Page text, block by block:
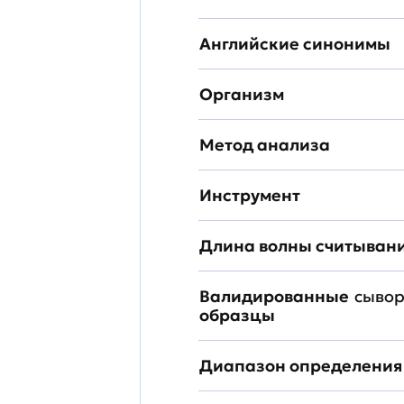
Английские синонимы
Организм
Метод анализа
Инструмент
Длина волны
Валидированные
образцы
Диапазон определения